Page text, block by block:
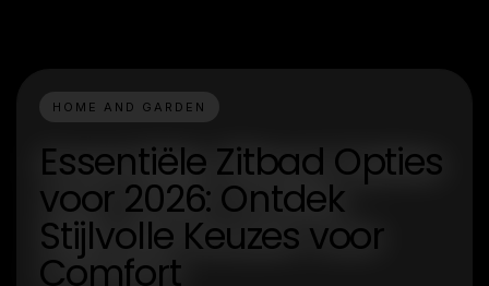
HOME AND GARDEN
Essentiële Zitbad Opties
voor 2026: Ontdek
Stijlvolle Keuzes voor
Comfort